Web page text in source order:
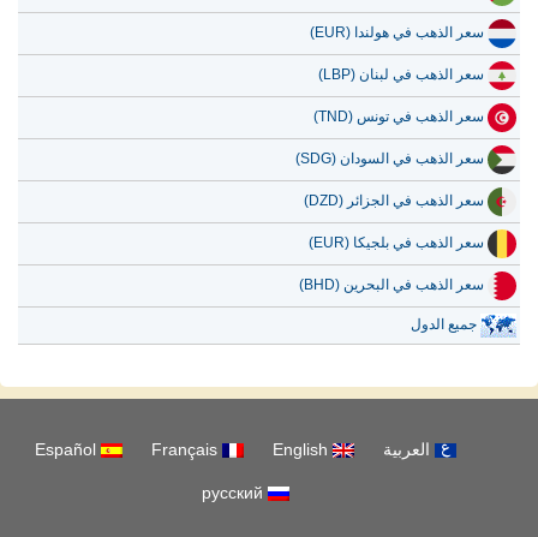
سعر الذهب في هولندا (EUR)
سعر الذهب في لبنان (LBP)
سعر الذهب في تونس (TND)
سعر الذهب في السودان (SDG)
سعر الذهب في الجزائر (DZD)
سعر الذهب في بلجيكا (EUR)
سعر الذهب في البحرين (BHD)
جميع الدول
العربية Français
Español